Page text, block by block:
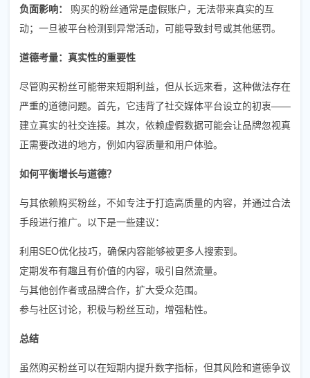
负面影响：
购买的粉丝通常是虚假账户，无法带来真实的互
动；一旦被平台检测到异常活动，可能导致封号或其他惩罚。
道德考量：真实性的重要性
尽管购买粉丝可能带来短期利益，但从长远来看，这种做法存在
严重的道德问题。首先，它违背了社交媒体平台设立的初衷——
建立真实的社交连接。其次，依赖虚假数据可能会让品牌忽视真
正需要改进的地方，例如内容质量和用户体验。
如何平衡增长与道德？
与其依赖购买粉丝，不如专注于打造高质量的内容，并通过合法
手段进行推广。以下是一些建议：
利用SEO优化技巧，确保内容能够被更多人搜索到。
定期发布有趣且有价值的内容，吸引自然流量。
与其他创作者或品牌合作，扩大受众范围。
参与社区讨论，积极与粉丝互动，增强粘性。
总结
虽然购买粉丝可以在短期内提升数字指标，但其风险和道德争议